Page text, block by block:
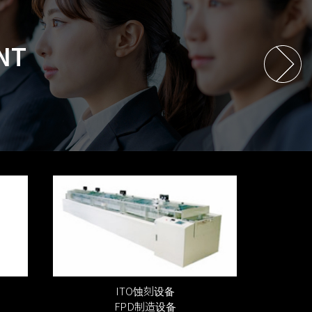
ITO蚀刻设备
FPD制造设备